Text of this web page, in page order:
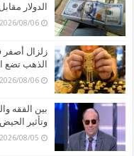
الدولار
2026/08/06 10:21:47 صباحًا
زلزال أصفر
الذهب تضع
2026/08/06 10:13:44 صباحًا
بين الفقه
وتأثير
2026/08/05 2:38:25 مساءً